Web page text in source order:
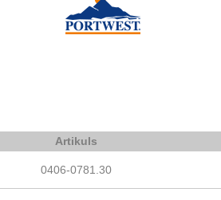
Artikuls
0406-0781.30